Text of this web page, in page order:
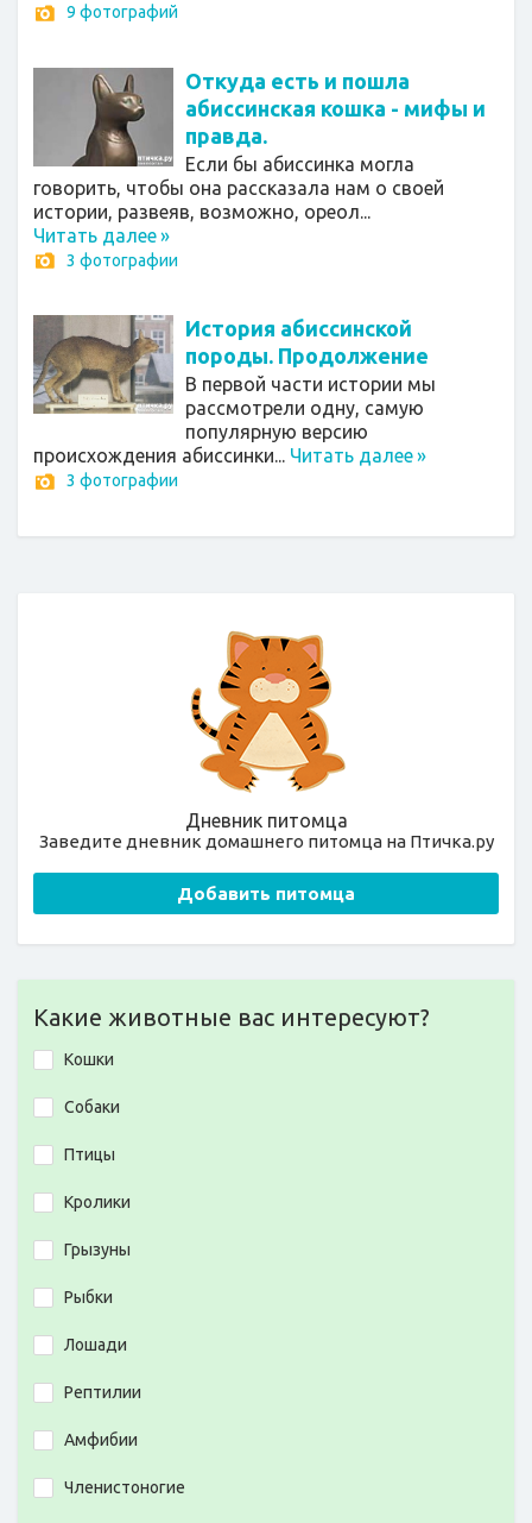
9 фотографий
Откуда есть и пошла
абиссинская кошка - мифы и
правда.
Если бы абиссинка могла
говорить, чтобы она рассказала нам о своей
истории, развеяв, возможно, ореол...
Читать далее»
3 фотографии
История абиссинской
породы. Продолжение
В первой части истории мы
рассмотрели одну, самую
популярную версию
происхождения абиссинки... Читать далее»
3 фотографии
Дневник питомца
Заведите дневник домашнего питомца на Птичка.ру
Добавить питомца
Какие животные вас интересуют?
Кошки
Собаки
Птицы
Кролики
Грызуны
Рыбки
Лошади
Рептилии
Амфибии
Членистоногие